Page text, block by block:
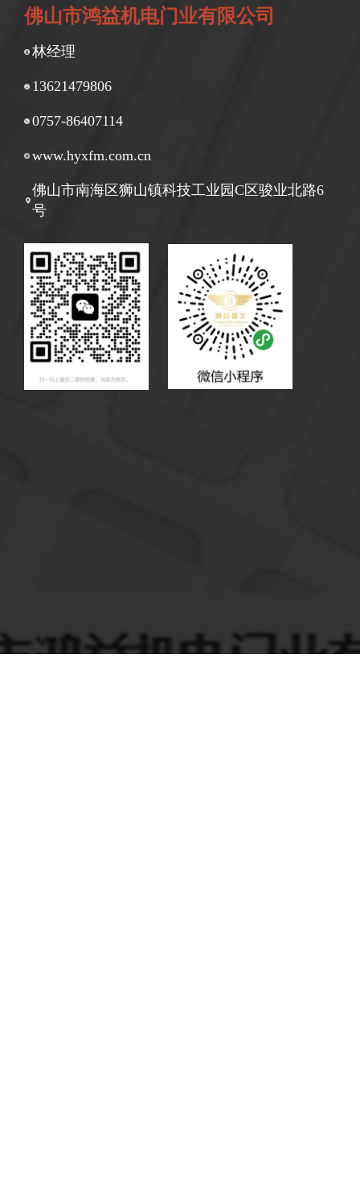
佛山市鸿益机电门业有限公司
林经理
13621479806
0757-86407114
www.hyxfm.com.cn
佛山市南海区狮山镇科技工业园C区骏业北路6
号